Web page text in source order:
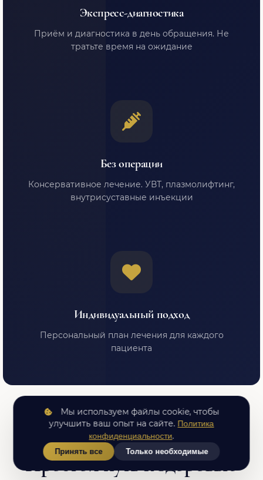
Экспресс-диагностика
Приём и диагностика в день обращения. Не
тратьте время на ожидание
Без операции
Консервативное лечение. УВТ, плазмолифтинг,
внутрисуставные инъекции
Индивидуальный подход
Персональный план лечения для каждого
пациента
КАК МЫ РАБОТАЕМ
Простой путь к здоровью
Мы используем файлы cookie, чтобы
улучшить ваш опыт на сайте. Политика
конфиденциальности.
Принять все Только необходимые